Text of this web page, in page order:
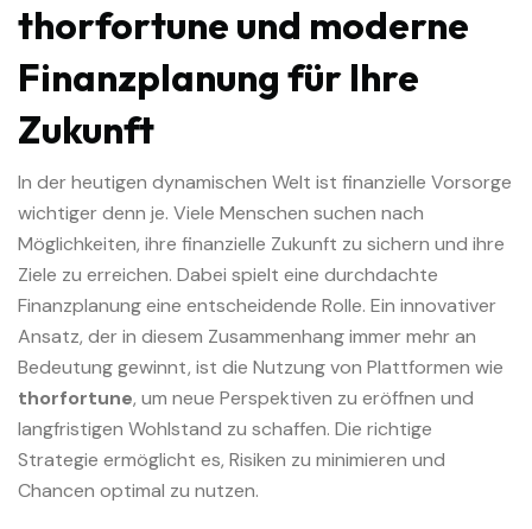
thorfortune und moderne
Finanzplanung für Ihre
Zukunft
In der heutigen dynamischen Welt ist finanzielle Vorsorge
wichtiger denn je. Viele Menschen suchen nach
Möglichkeiten, ihre finanzielle Zukunft zu sichern und ihre
Ziele zu erreichen. Dabei spielt eine durchdachte
Finanzplanung eine entscheidende Rolle. Ein innovativer
Ansatz, der in diesem Zusammenhang immer mehr an
Bedeutung gewinnt, ist die Nutzung von Plattformen wie
thorfortune, um neue Perspektiven zu eröffnen und
langfristigen Wohlstand zu schaffen. Die richtige
Strategie ermöglicht es, Risiken zu minimieren und
Chancen optimal zu nutzen.